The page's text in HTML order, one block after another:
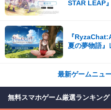
STAR LEAP
『
夏の夢物語』
最新ゲームニュ
無料スマホゲーム厳選ランキング